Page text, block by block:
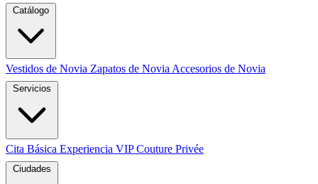
Catálogo
Vestidos de Novia Zapatos de Novia Accesorios de Novia
Servicios
Cita Básica Experiencia VIPCouture Privée
Ciudades